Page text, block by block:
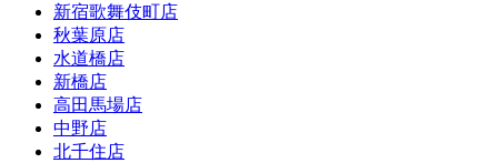
新宿歌舞伎町店
秋葉原店
水道橋店
新橋店
高田馬場店
中野店
北千住店